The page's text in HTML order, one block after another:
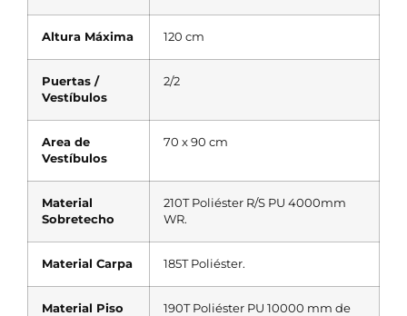
Altura Máxima 120 cm
Puertas /
Vestíbulos
2/2
Area de
Vestíbulos
70 x 90 cm
Material
Sobretecho
210T Poliéster R/S PU 4000mm
WR.
Material Carpa 185T Poliéster.
Material Piso
190T Poliéster PU 10000 mm de